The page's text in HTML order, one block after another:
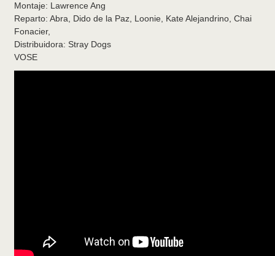
Montaje: Lawrence Ang
Reparto: Abra, Dido de la Paz, Loonie, Kate Alejandrino, Chai
Fonacier,
Distribuidora: Stray Dogs
VOSE